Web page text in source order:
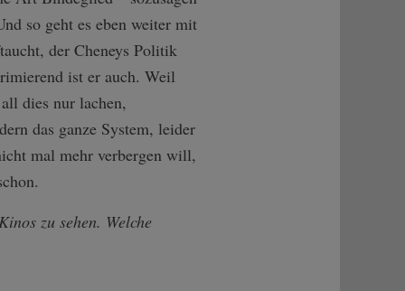
so geht es eben weiter mit
der Cheneys Politik
ist er auch. Weil
dies nur lachen,
das ganze System, leider
mal mehr verbergen will,
zu sehen. Welche